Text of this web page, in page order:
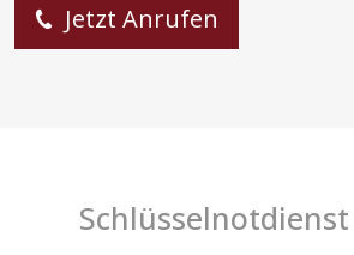
Jetzt Anrufen